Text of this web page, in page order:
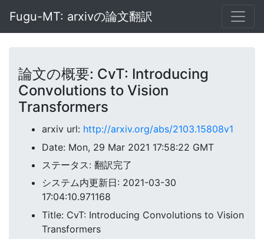
Fugu-MT: arxivの論文翻訳
論文の概要: CvT: Introducing
Convolutions to Vision
Transformers
arxiv url: http://arxiv.org/abs/2103.15808v1
Date: Mon, 29 Mar 2021 17:58:22 GMT
ステータス: 翻訳完了
システム内更新日: 2021-03-30
17:04:10.971168
Title: CvT: Introducing Convolutions to Vision
Transformers